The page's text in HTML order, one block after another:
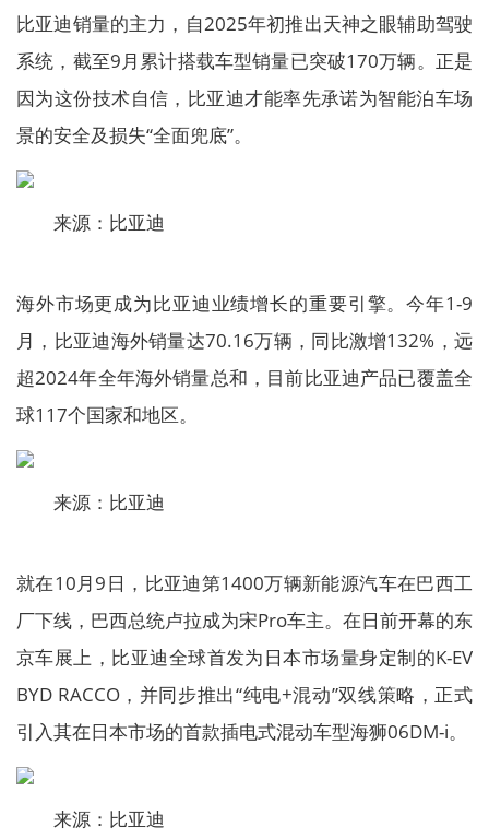
比亚迪销量的主力，自2025年初推出天神之眼辅助驾驶
系统，截至9月累计搭载车型销量已突破170万辆。正是
因为这份技术自信，比亚迪才能率先承诺为智能泊车场
景的安全及损失“全面兜底”。
来源：比亚迪
海外市场更成为比亚迪业绩增长的重要引擎。今年1-9
月，比亚迪海外销量达70.16万辆，同比激增132%，远
超2024年全年海外销量总和，目前比亚迪产品已覆盖全
球117个国家和地区。
来源：比亚迪
就在10月9日，比亚迪第1400万辆新能源汽车在巴西工
厂下线，巴西总统卢拉成为宋Pro车主。在日前开幕的东
京车展上，比亚迪全球首发为日本市场量身定制的K-EV
BYD RACCO，并同步推出“纯电+混动”双线策略，正式
引入其在日本市场的首款插电式混动车型海狮06DM-i。
来源：比亚迪